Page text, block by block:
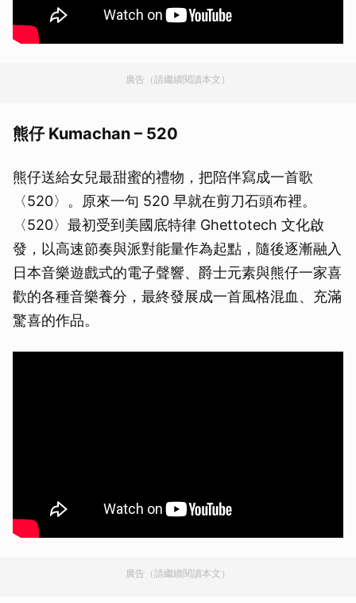
廣告（請繼續閱讀本文）
熊仔 Kumachan – 520
熊仔送給女兒最甜蜜的禮物，把陪伴寫成一首歌
〈520〉。原來一句 520 早就在剪刀石頭布裡。
〈520〉最初受到美國底特律 Ghettotech 文化啟
發，以高速節奏與派對能量作為起點，隨後逐漸融入
日本音樂遊戲式的電子聲響、爵士元素與熊仔一家喜
歡的各種音樂養分，最終發展成一首風格混血、充滿
驚喜的作品。
廣告（請繼續閱讀本文）